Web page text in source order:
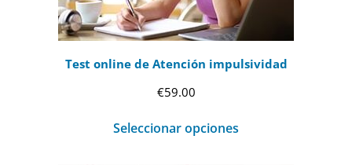
Test online de Atención impulsividad
€59.00
Seleccionar opciones